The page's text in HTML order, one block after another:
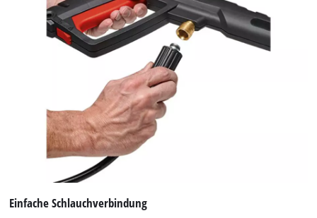
Einfache Schlauchverbindung